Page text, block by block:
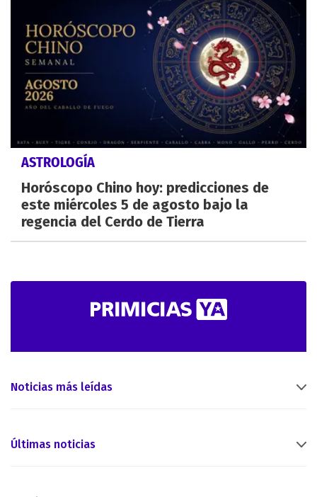
ASTROLOGÍA
Horóscopo Chino hoy: predicciones de
este miércoles 5 de agosto bajo la
regencia del Cerdo de Tierra
Noticias más leídas
Últimas noticias